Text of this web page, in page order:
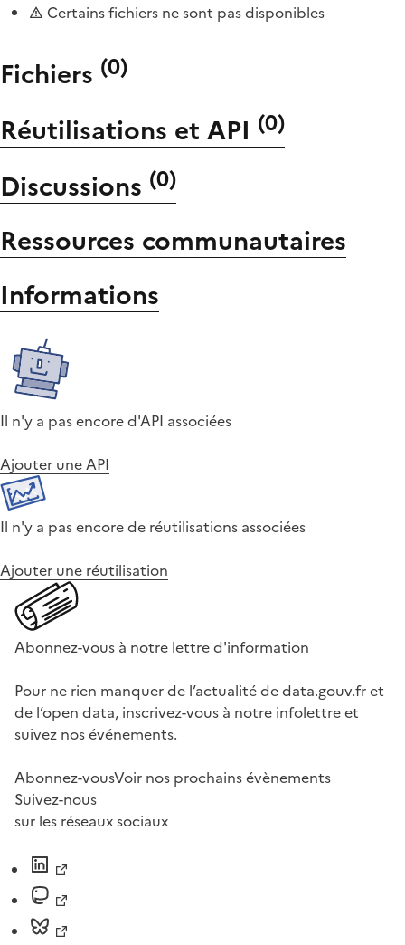
Certains fichiers ne sont pas disponibles
Fichiers (0)
Réutilisations et API (0)
Discussions (0)
Ressources communautaires
Informations
Il n'y a pas encore d'API associées
Ajouter une API
Il n'y a pas encore de réutilisations associées
Ajouter une réutilisation
Abonnez-vous à notre lettre d'information
Pour ne rien manquer de l’actualité de data.gouv.fr et
de l’open data, inscrivez-vous à notre infolettre et
suivez nos événements.
Abonnez-vousVoir nos prochains évènements
Suivez-nous
sur les réseaux sociaux